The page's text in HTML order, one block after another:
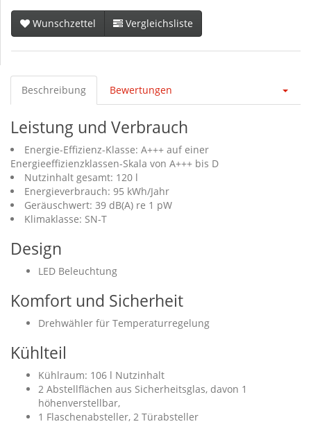
Wunschzettel Vergleichsliste
Beschreibung Bewertungen
Leistung und Verbrauch
Energie-Effizienz-Klasse: A+++ auf einer
Energieeffizienzklassen-Skala von A+++ bis D
Nutzinhalt gesamt: 120 l
Energieverbrauch: 95 kWh/Jahr
Geräuschwert: 39 dB(A) re 1 pW
Klimaklasse: SN-T
Design
LED Beleuchtung
Komfort und Sicherheit
Drehwähler für Temperaturregelung
Kühlteil
Kühlraum: 106 l Nutzinhalt
2 Abstellflächen aus Sicherheitsglas, davon 1
höhenverstellbar,
1 Flaschenabsteller, 2 Türabsteller